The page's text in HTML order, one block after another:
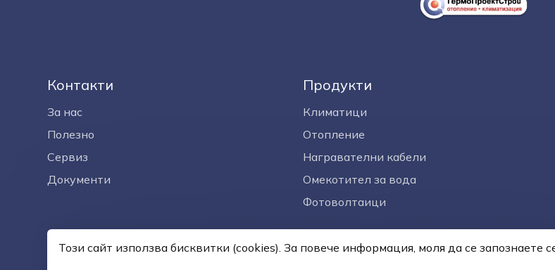
Контакти
За нас
Полезно
Сервиз
Документи
Продукти
Климатици
Отопление
Награвателни кабели
Омекотител за вода
Фотоволтаици
Този сайт използва бисквитки (cookies). За повече информация, моля да се запознаете